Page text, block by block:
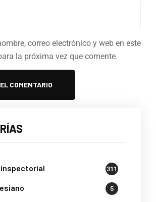
correo electrónico y web en este
la próxima vez que comente.
311
5